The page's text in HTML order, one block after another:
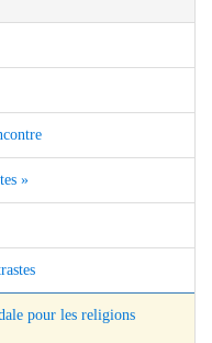
»
pour les religions